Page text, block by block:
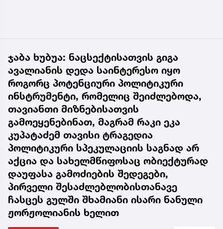
ჯაბა ხუბუა: ნაცსექტისათვის გიგა
ავალიანის დედა საინტერესო იყო
როგორც პოტენციური პოლიტიკური
ინსტრუმენტი, რომელიც შეიძლებოდა,
თავიანთი მიზნებისათვის
გამოეყენებინათ, მაგრამ რაკი ეკა
კუპატაძემ თავისი ტრაგედია
პოლიტიკური სპეკულაციის საგნად არ
აქცია და სახელმწიფოსაც ობიექტურად
დაუფასა გამოძიების შედეგები,
პირველი შესაძლებლობისთანავე
ჩასცეს გულში შხამიანი ისარი ნანული
ჟორჟოლიანის ხელით